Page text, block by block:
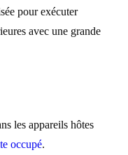
pour exécuter
avec une grande
les appareils hôtes
occupé.